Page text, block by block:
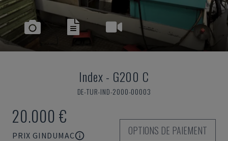
Index- G200 C
DE-TUR-IND-2000-00003
20.000 €
PRIX GINDUMAC
OPTIONS DE PAIEMENT